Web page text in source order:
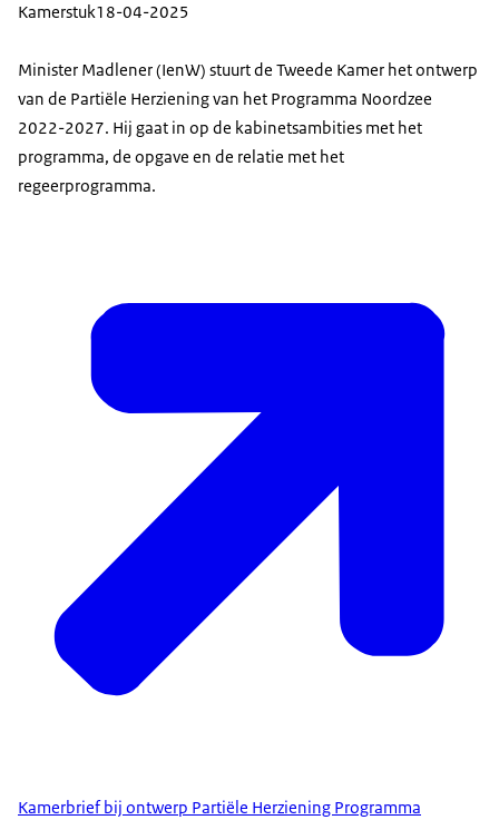
Kamerstuk18-04-2025
Minister Madlener (IenW) stuurt de Tweede Kamer het ontwerp
van de Partiële Herziening van het Programma Noordzee
2022-2027. Hij gaat in op de kabinetsambities met het
programma, de opgave en de relatie met het
regeerprogramma.
Kamerbrief bij ontwerp Partiële Herziening Programma